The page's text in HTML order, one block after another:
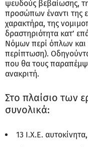
ψευδούς βεβαίωσης,
προσώπων έναντι της
χαρακτήρα, της
δραστηριότητα κατ’
Νόμων περί όπλων και
περίπτωση).
που θα τους
ανακριτή.
Στο πλαίσιο των
συνολικά:
13 Ι.Χ.Ε. αυτοκίνητα,